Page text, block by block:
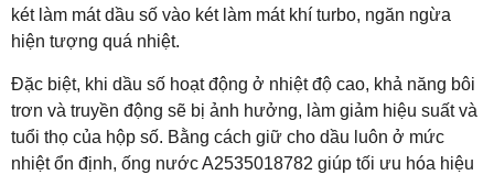
két làm mát dầu số vào két làm mát khí turbo, ngăn ngừa
hiện tượng quá nhiệt.
Đặc biệt, khi dầu số hoạt động ở nhiệt độ cao, khả năng bôi
trơn và truyền động sẽ bị ảnh hưởng, làm giảm hiệu suất và
tuổi thọ của hộp số. Bằng cách giữ cho dầu luôn ở mức
nhiệt ổn định, ống nước A2535018782 giúp tối ưu hóa hiệu